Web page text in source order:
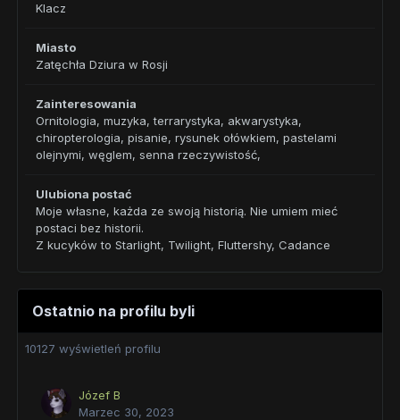
Klacz
Miasto
Zatęchła Dziura w Rosji
Zainteresowania
Ornitologia, muzyka, terrarystyka, akwarystyka,
chiropterologia, pisanie, rysunek ołówkiem, pastelami
olejnymi, węglem, senna rzeczywistość,
Ulubiona postać
Moje własne, każda ze swoją historią. Nie umiem mieć
postaci bez historii.
Z kucyków to Starlight, Twilight, Fluttershy, Cadance
Ostatnio na profilu byli
10127 wyświetleń profilu
Józef B
Marzec 30, 2023